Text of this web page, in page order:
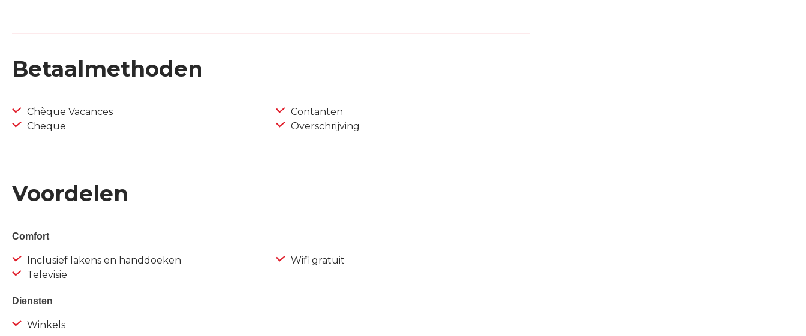
Betaalmethoden
Chèque Vacances
Cheque
Contanten
Overschrijving
Voordelen
Comfort
Inclusief lakens en handdoeken
Televisie
Wifi gratuit
Diensten
Winkels